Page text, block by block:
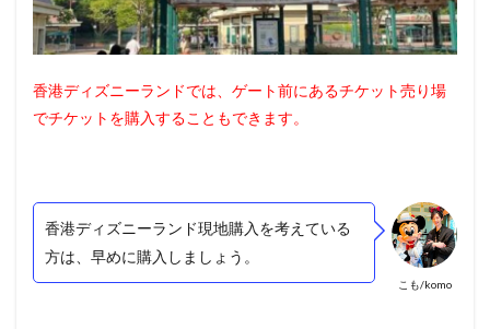
香港ディズニーランドでは、ゲート前にあるチケット売り場
でチケットを購入することもできます。
こも/komo
香港ディズニーランド現地購入を考えている
方は、早めに購入しましょう。